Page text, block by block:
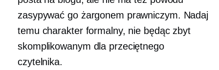
zasypywać go żargonem prawniczym. Nadaj
temu charakter formalny, nie będąc zbyt
skomplikowanym dla przeciętnego
czytelnika.